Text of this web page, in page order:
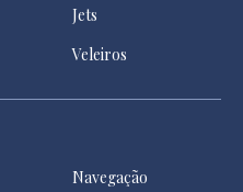
Jets
Veleiros
Navegação